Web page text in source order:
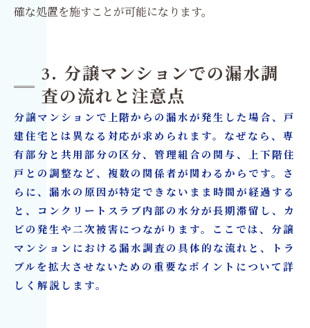
確な処置を施すことが可能になります。
3. 分譲マンションでの漏水調
査の流れと注意点
分譲マンションで上階からの漏水が発生した場合、戸
建住宅とは異なる対応が求められます。なぜなら、専
有部分と共用部分の区分、管理組合の関与、上下階住
戸との調整など、複数の関係者が関わるからです。さ
らに、漏水の原因が特定できないまま時間が経過する
と、コンクリートスラブ内部の水分が長期滞留し、カ
ビの発生や二次被害につながります。ここでは、分譲
マンションにおける漏水調査の具体的な流れと、トラ
ブルを拡大させないための重要なポイントについて詳
しく解説します。